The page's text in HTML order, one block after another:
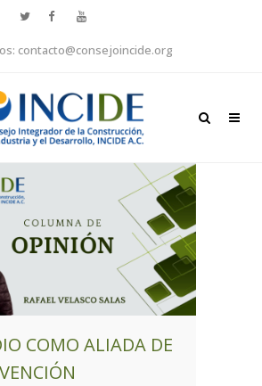
contacto@consejoincide.org
COMO ALIADA DE